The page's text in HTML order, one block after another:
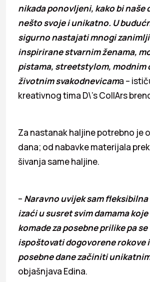
nikada ponovljeni, kako bi naše
nešto svoje i unikatno. U
sigurno nastajati mnogi
inspirirane stvarnim ženama,
pistama, streetstylom, modnim
životnim svakodnevicama –
kreativnog tima D\’s CollArs
Za nastanak haljine potrebno je
dana; od nabavke materijala
šivanja same haljine.
– Naravno uvijek sam
izaći u susret svim damama
komade za posebne prilike pa
ispoštovati dogovorene rokove
posebne dane začiniti
objašnjava Edina.